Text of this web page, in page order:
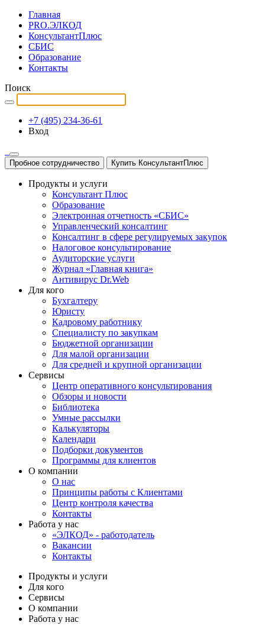
Главная
PRO.ЭЛКОД
КонсультантПлюс
СБИС
Образование
Контакты
Поиск
+7 (495) 234-36-61
Вход
Пробное сотрудничество Купить КонсультантПлюс
Продукты и услуги
Консультант Плюс
Образование
Электронная отчетность «СБИС»
Управленческий консалтинг
Консалтинг в сфере регулируемых закупок
Налоговое консультирование
Аудиторские услуги
Журнал «Главная книга»
Антивирус Dr.Web
Для кого
Бухгалтеру
Юристу
Кадровому работнику
Специалисту по закупкам
Бюджетной организации
Для малой организации
Для средней и крупной организации
Сервисы
Центр оперативного консультирования
Обзоры и новости
Библиотека
Умные рассылки
Калькуляторы
Календари
Подборки документов
Программы для клиентов
О компании
О нас
Принципы работы с Клиентами
Центр контроля качества
Контакты
Работа у нас
«ЭЛКОД» - работодатель
Вакансии
Контакты
Продукты и услуги
Для кого
Сервисы
О компании
Работа у нас